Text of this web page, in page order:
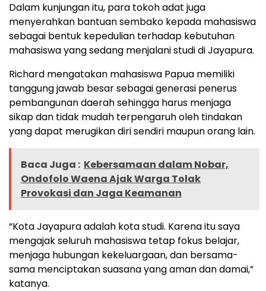
Dalam kunjungan itu, para tokoh adat juga
menyerahkan bantuan sembako kepada mahasiswa
sebagai bentuk kepedulian terhadap kebutuhan
mahasiswa yang sedang menjalani studi di Jayapura.
Richard mengatakan mahasiswa Papua memiliki
tanggung jawab besar sebagai generasi penerus
pembangunan daerah sehingga harus menjaga
sikap dan tidak mudah terpengaruh oleh tindakan
yang dapat merugikan diri sendiri maupun orang lain.
Baca Juga : Kebersamaan dalam Nobar,
Ondofolo Waena Ajak Warga Tolak
Provokasi dan Jaga Keamanan
“Kota Jayapura adalah kota studi. Karena itu saya
mengajak seluruh mahasiswa tetap fokus belajar,
menjaga hubungan kekeluargaan, dan bersama-
sama menciptakan suasana yang aman dan damai,”
katanya.